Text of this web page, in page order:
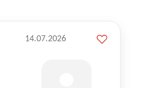
14.07.2026